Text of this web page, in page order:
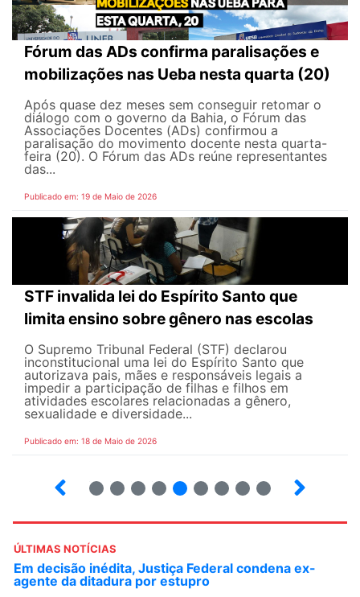
Fórum das ADs confirma paralisações e
mobilizações nas Ueba nesta quarta (20)
Após quase dez meses sem conseguir retomar o
diálogo com o governo da Bahia, o Fórum das
Associações Docentes (ADs) confirmou a
paralisação do movimento docente nesta quarta-
feira (20). O Fórum das ADs reúne representantes
das...
Publicado em: 19 de Maio de 2026
STF invalida lei do Espírito Santo que
limita ensino sobre gênero nas escolas
O Supremo Tribunal Federal (STF) declarou
inconstitucional uma lei do Espírito Santo que
autorizava pais, mães e responsáveis legais ​​a
impedir a participação de filhas e filhos em
atividades escolares relacionadas a gênero,
sexualidade e diversidade...
Publicado em: 18 de Maio de 2026
ÚLTIMAS NOTÍCIAS
Em decisão inédita, Justiça Federal condena ex-
agente da ditadura por estupro